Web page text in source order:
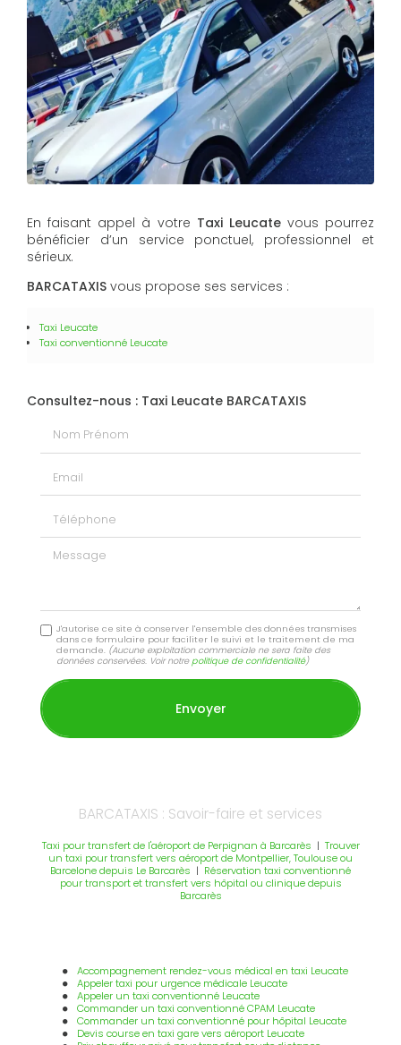
En faisant appel à votre Taxi Leucatevous pourrez
bénéficier d’un service ponctuel, professionnel et
sérieux.
BARCATAXIS vous propose ses services :
Taxi Leucate
Taxi conventionné Leucate
Consultez-nous : Taxi Leucate BARCATAXIS
Message
J'autorise ce site à conserver l'ensemble des données transmises
dans ce formulaire pour faciliter le suivi et le traitement de ma
demande. (Aucune exploitation commerciale ne sera faite des
données conservées. Voir notrepolitique de confidentialité)
BARCATAXIS : Savoir-faire et services
Taxi pour transfert de l'aéroport de Perpignan à Barcarès | Trouver
un taxi pour transfert vers aéroport de Montpellier, Toulouse ou
Barcelone depuis Le Barcarès | Réservation taxi conventionné
pour transport et transfert vers hôpital ou clinique depuis
Barcarès
Accompagnement rendez-vous médical en taxi Leucate
Appeler taxi pour urgence médicale Leucate
Appeler un taxi conventionné Leucate
Commander un taxi conventionné CPAM Leucate
Commander un taxi conventionné pour hôpital Leucate
Devis course en taxi gare vers aéroport Leucate